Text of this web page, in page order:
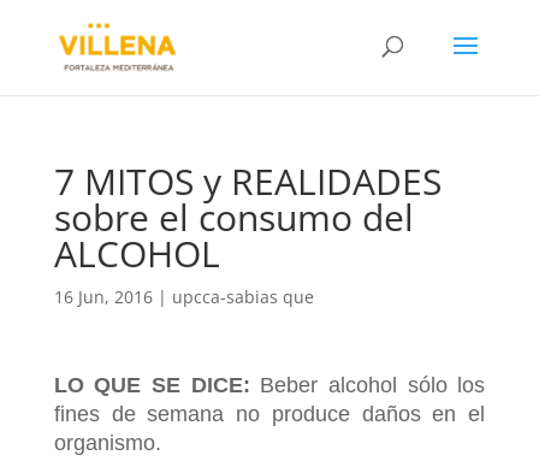
7 MITOS y REALIDADES
sobre el consumo del
ALCOHOL
16 Jun, 2016| upcca-sabias que
LO QUE SE DICE: Beber alcohol sólo los
fines de semana no produce daños en el
organismo.